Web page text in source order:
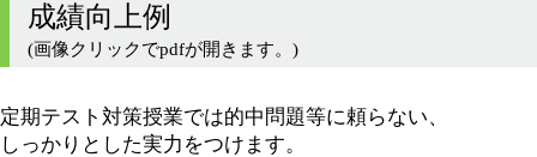
成績向上例
(画像クリックでpdfが開きます。)
定期テスト対策授業では的中問題等に頼らない、
しっかりとした実力をつけます。